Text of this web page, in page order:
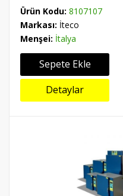
Ürün Kodu: 8107107
Markası: İteco
Menşei: İtalya
Sepete Ekle
Detaylar